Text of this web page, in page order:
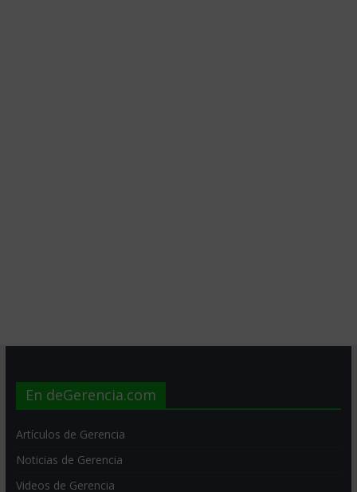
En deGerencia.com
Artículos de Gerencia
Noticias de Gerencia
Videos de Gerencia